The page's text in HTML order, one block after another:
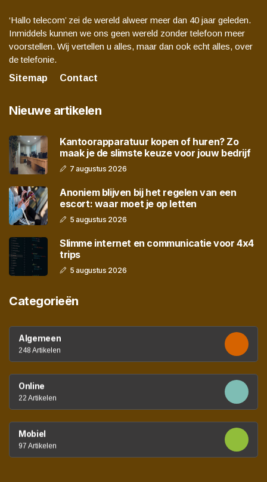
‘Hallo telecom’ zei de wereld alweer meer dan 40 jaar geleden.
Inmiddels kunnen we ons geen wereld zonder telefoon meer
voorstellen. Wij vertellen u alles, maar dan ook echt alles, over
de telefonie.
Sitemap
Contact
Nieuwe artikelen
Kantoorapparatuur kopen of huren? Zo
maak je de slimste keuze voor jouw bedrijf
7 augustus 2026
Anoniem blijven bij het regelen van een
escort: waar moet je op letten
5 augustus 2026
Slimme internet en communicatie voor 4x4
trips
5 augustus 2026
Categorieën
Algemeen
248 Artikelen
Online
22 Artikelen
Mobiel
97 Artikelen